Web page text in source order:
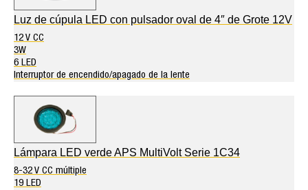
Luz de cúpula LED con pulsador oval de 4″ de Grote 12V
12 V CC
3W
6 LED
Interruptor de encendido/apagado de la lente
Lámpara LED verde APS MultiVolt Serie 1C34
8-32 V CC múltiple
19 LED